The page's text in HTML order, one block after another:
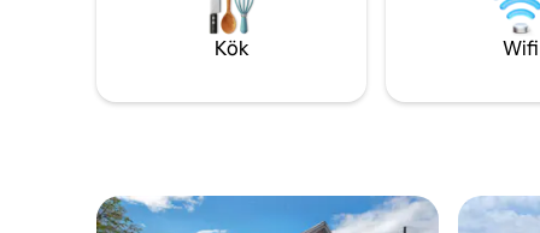
också välkomna, vilket gör det till en bra
vistelse för resenärer och deras vovvar
Kom
Kök Wifi